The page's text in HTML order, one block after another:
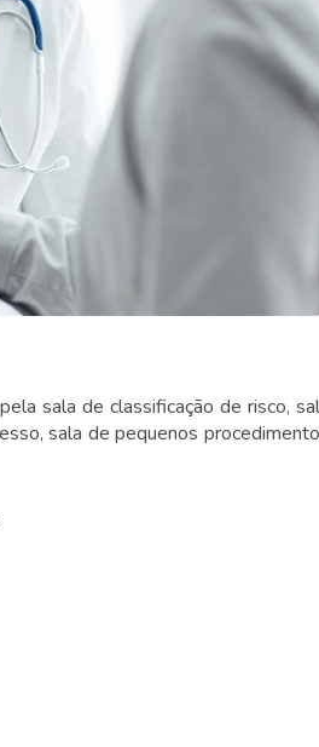
sala de classificação de risco,
sala de pequenos